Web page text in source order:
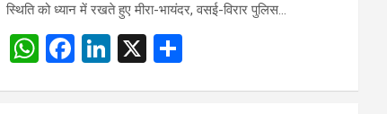
स्थिति को ध्यान में रखते हुए मीरा-भायंदर, वसई-विरार पुलिस…
W F
Li X